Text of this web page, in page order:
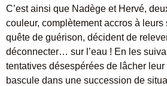
C’est ainsi que Nadège et Hervé,
couleur, complètement accros à leurs
quête de guérison, décident de
déconnecter… sur l’eau ! En les
tentatives désespérées de lâcher
bascule dans une succession de